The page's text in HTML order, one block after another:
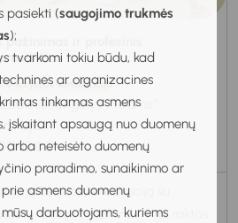
pasiekti (saugojimo trukmės
);
tvarkomi tokiu būdu, kad
ar organizacines
tinkamas asmens
įskaitant apsaugą nuo duomenų
arba neteisėto duomenų
praradimo, sunaikinimo ar
asmens duomenų
darbuotojams, kuriems
pažinimas ir profesinis
karjeros konsultacija
renginys „Teams“
12:00
karjeros konsultaciją su
Savęs pažinimas – tai raktas